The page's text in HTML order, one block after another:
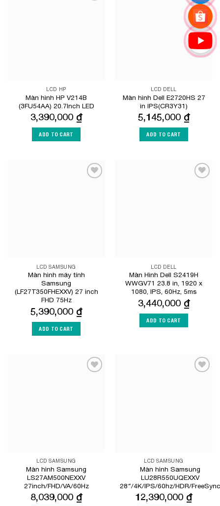
LCD HP
Màn hình HP V214B
(3FU54AA) 20.7Inch LED
3,390,000 ₫
ADD TO CART
Add to
Wishlist
LCD DELL
Màn hình Dell E2720HS 27
in IPS(CR3Y31)
5,145,000 ₫
ADD TO CART
LCD SAMSUNG
Màn hình máy tính
Samsung
(LF27T350FHEXXV) 27 inch
FHD 75Hz
5,390,000 ₫
ADD TO CART
LCD DELL
Màn Hình Dell S2419H
WWGV71 23.8 in, 1920 x
1080, IPS, 60Hz, 5ms
3,440,000 ₫
ADD TO CART
LCD SAMSUNG
Màn hình Samsung
LS27AM500NEXXV
27inch/FHD/VA/60Hz
8,039,000 ₫
LCD SAMSUNG
Màn hình Samsung
LU28R550UQEXXV
28″/4K/IPS/60hz/HDR/FreeSync
12,390,000 ₫